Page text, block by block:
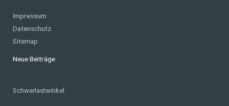
Impressum
Datenschutz
Sitemap
Neue Beiträge
Schwerlastwinkel